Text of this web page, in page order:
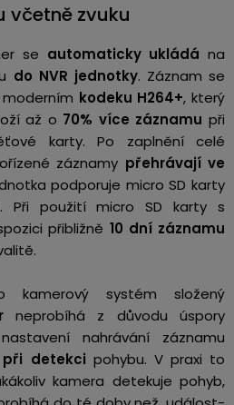
včetně zvuku
se automaticky ukládá na
do NVR jednotky. Záznam se
moderním kodeku H264+, který
až o 70% více záznamu při
karty. Po zaplnění celé
záznamy přehrávají ve
podporuje micro SD karty
. Při použití micro SD karty s
přibližně 10 dní záznamu
systém složený
neprobíhá z důvodu úspory
nahrávání záznamu
při detekci pohybu. V praxi to
kamera detekuje pohyb,